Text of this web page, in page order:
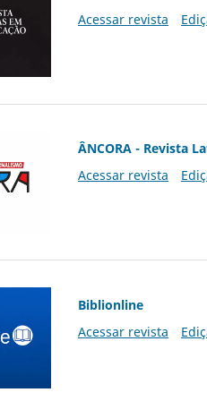
Acessar revista
ÂNCORA - Revista
Acessar revista
Biblionline
Acessar revista